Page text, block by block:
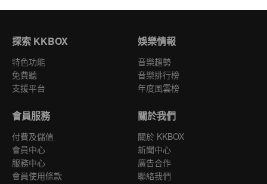
探索 KKBOX
特色功能
免費聽
支援平台
娛樂情報
音樂趨勢
音樂排行榜
年度風雲榜
會員服務
付費及儲值
會員中心
服務中心
會員使用條款
關於我們
關於 KKBOX
新聞中心
廣告合作
聯絡我們